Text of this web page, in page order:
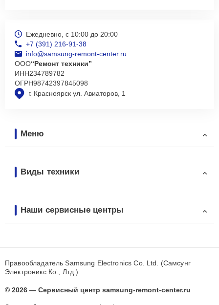
г. Красноярск ул. Авиаторов, 1
Ежедневно, с 10:00 до 20:00
+7 (391) 216-91-38
info@samsung-remont-center.ru
ООО“Ремонт техники”
ИНН234789782
ОГРН98742397845098
Меню
Виды техники
Наши сервисные центры
Правообладатель Samsung Electronics Co. Ltd. (Самсунг
Электроникс Ко., Лтд.)
© 2026 — Сервисный центр samsung-remont-center.ru